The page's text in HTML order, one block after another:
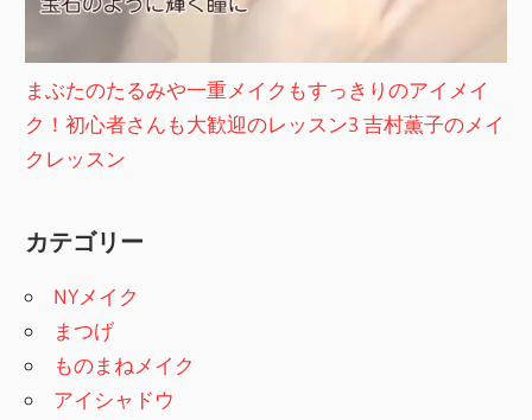
まぶたのたるみや一重メイクもすっきりのアイメイ
ク！初心者さんも大歓迎のレッスン3 吉村薫子のメイ
クレッスン
カテゴリー
NYメイク
まつげ
ものまねメイク
アイシャドウ